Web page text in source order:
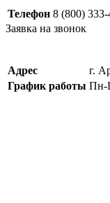
Телефон 8 (800) 333-
Заявка на звонок
Адрес
г.
График работы Пн-